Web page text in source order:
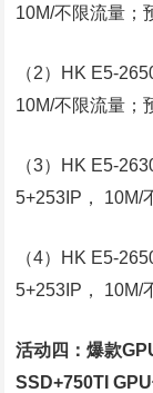
10M/不限流量；
（2）HK E5-
10M/不限流量；
（3）HK E5-
5+253IP， 10M/
（4）HK E5-
5+253IP， 10M/
活动四：爆款
SSD+750TI